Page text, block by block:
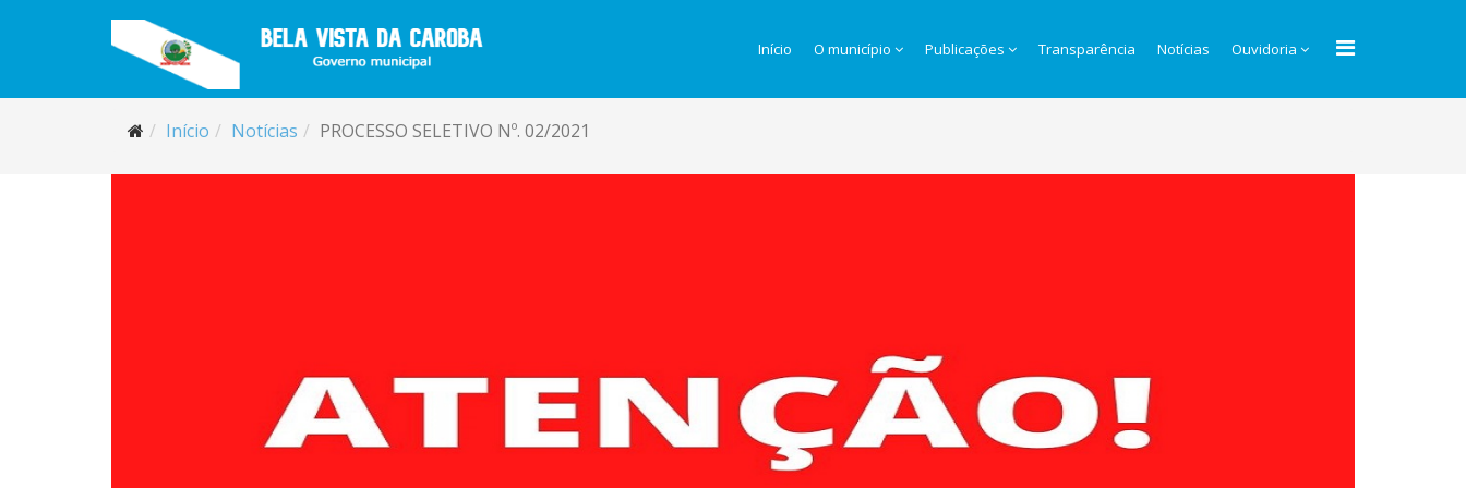
Início O município Publicações Transparência Notícias Ouvidoria
Início Notícias PROCESSO SELETIVO Nº. 02/2021